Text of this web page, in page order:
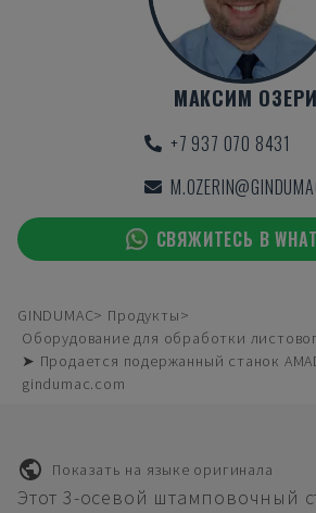
МАКСИМ
+7 937 070 8431
СВЯЖИТЕСЬ В
GINDUMAC
Продукты
Оборудование для обработки
➤ Продается подержанный станок
gindumac.com
Показать на языке оригинала
Этот 3-осевой штамповочный